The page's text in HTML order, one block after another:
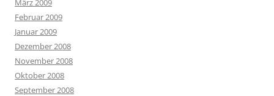
Februar 2009
Januar 2009
Dezember 2008
November 2008
Oktober 2008
September 2008